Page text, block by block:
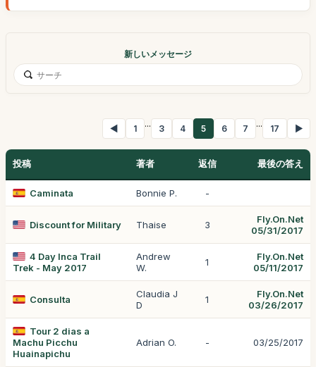
新しいメッセージ
◀ 1 ... 3 4 5 6 7 ... 17 ▶
投稿 著者 返信 最後の答え
Caminata Bonnie P. -
Discount for Military Thaise 3
Fly.On.Net
05/31/2017
4 Day Inca Trail
Trek - May 2017
Andrew
W.
1
Fly.On.Net
05/11/2017
Consulta
Claudia J
D
1
Fly.On.Net
03/26/2017
Tour 2 dias a
Machu Picchu
Huainapichu
Adrian O. - 03/25/2017